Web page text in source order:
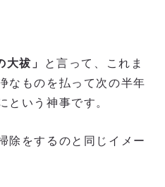
大祓」
と言って、これま
なものを払って次の半年
という神事です。
除をするのと同じイメー